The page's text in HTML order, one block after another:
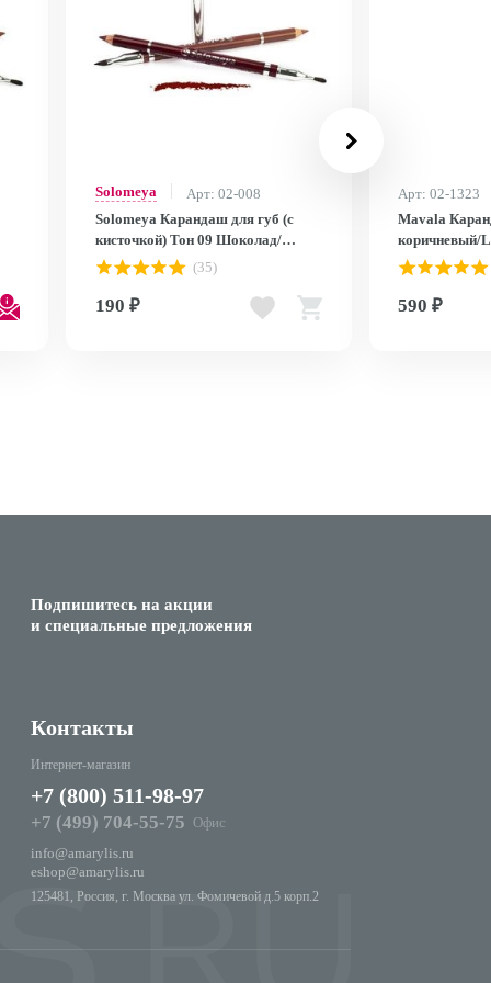
Solomeya
Арт: 02-008
Solomeya Карандаш для губ (c
кисточкой) Тон 09 Шоколад/
Сhokolate
(35)
190 ₽
Арт: 02-1323
Mavala
коричневый/
tendre
590 ₽
Подпишитесь на акции
и специальные предложения
Контакты
Интернет-магазин
+7 (800) 511-98-97
+7 (499) 704-55-75 Офис
info@amarylis.ru
eshop@amarylis.ru
125481, Россия, г. Москва ул. Фомичевой д.5 корп.2